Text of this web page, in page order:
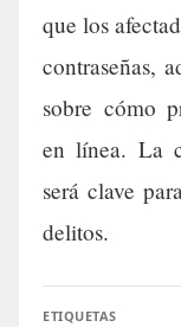
que los
contraseñas,
sobre cómo
en línea. La
será clave
delitos.
ETIQUETAS